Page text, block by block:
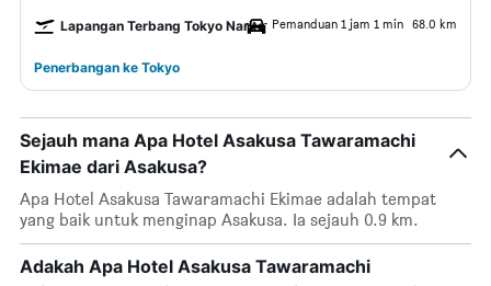
Lapangan Terbang Tokyo Narita Pemanduan 1 jam 1 min 68.0 km
Penerbangan ke Tokyo
Sejauh mana Apa Hotel Asakusa Tawaramachi
Ekimae dari Asakusa?
Apa Hotel Asakusa Tawaramachi Ekimae adalah tempat
yang baik untuk menginap Asakusa. Ia sejauh 0.9 km.
Adakah Apa Hotel Asakusa Tawaramachi